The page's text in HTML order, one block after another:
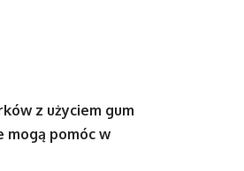
z użyciem gum
pomóc w